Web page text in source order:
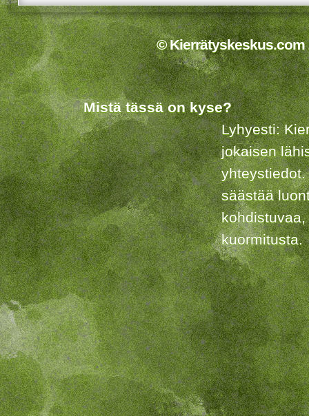
© Kierrätyskeskus.com
Mistä tässä on kyse?
Lyhyesti:
jokaisen
säästää
kuormitusta.